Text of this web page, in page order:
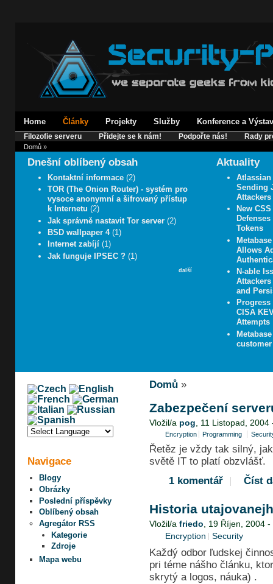
Home Články Projekty Služby Konference a
Filozofie serveru Přidejte se k nám! Podpořte nás! Rady
Domů»
Dnešní oblíbený obsah
Kontaktní informace (2)
TOR (The Onion Router) - systém pro
vysoce anonymní a šifrovaný přístup
k Internetu (2)
Jak správně nastavit Tor server (2)
BSD wallpaper 4 (1)
Internet zabíjí (1)
Jak funguje IPSEC ? (1)
další
Aktuality
Atlassian
Sending
Attackers
New
Tokens
Allows
N-able
Attackers
and
CISA
Attempts
customer
Navigace
Blogy
Obrázky
Poslední příspěvky
Oblíbený obsah
Agregátor RSS
Kategorie
Zdroje
Mapa webu
Domů»
Zabezpečení
Vložil/a pog, 11 Listopad, 2004
Encryption Programming
Řetěz je vždy tak silný,
světě IT to platí obzvlášť.
1 komentář
Číst
Historia
Vložil/a friedo, 19 Říjen, 2004 -
Encryption
Security
Každý odbor ľudskej
pri téme nášho článku,
skrytý a logos, náuka) .